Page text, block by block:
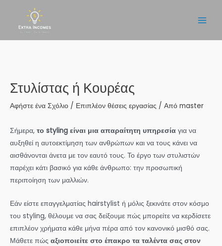
περιεχόμενο
Στυλίστας ή Κουρέας
Αφήστε ένα Σχόλιο / Επιπλέον θέσεις εργασίας / Από master
Σήμερα, το styling είναι μια απαραίτητη υπηρεσία για να
αυξηθεί η αυτοεκτίμηση των ανθρώπων και να τους κάνει να
αισθάνονται άνετα με τον εαυτό τους. Το έργο των στυλιστών
παρέχει κάτι βασικό για κάθε άνθρωπο: την προσωπική
περιποίηση των μαλλιών.
Εάν είστε επαγγελματίας hairstylist ή μόλις ξεκινάτε στον κόσμο
του styling, θέλουμε να σας δείξουμε πώς μπορείτε να κερδίσετε
επιπλέον χρήματα κάθε μήνα πέρα από τον κανονικό μισθό σας.
Μάθετε πώς αξιοποιείτε στο έπακρο τα ταλέντα σας στον